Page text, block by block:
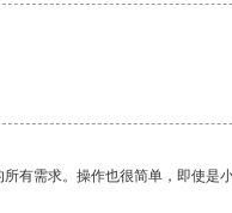
有需求。操作也很简单，即使是小